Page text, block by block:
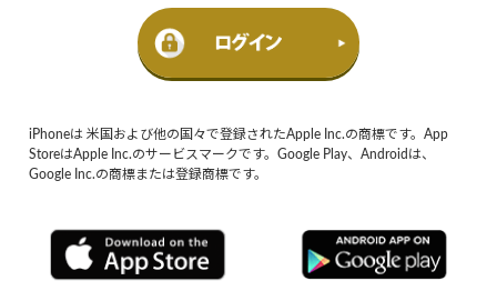
iPhoneは 米国および他の国々で登録されたApple Inc.の商標です。App
StoreはApple Inc.のサービスマークです。Google Play、Androidは、
Google Inc.の商標または登録商標です。